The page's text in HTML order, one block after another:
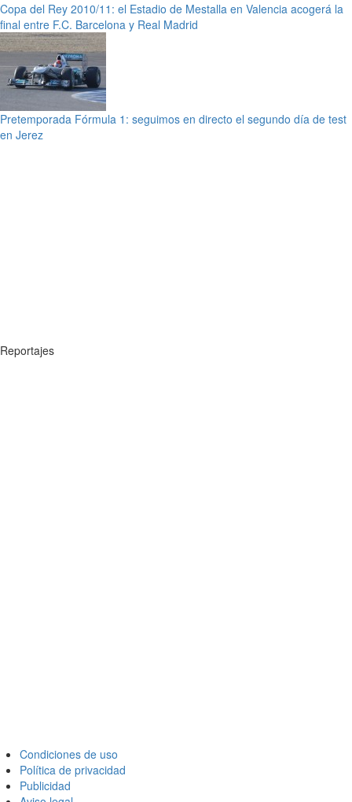
Copa del Rey 2010/11: el Estadio de Mestalla en Valencia acogerá la
final entre F.C. Barcelona y Real Madrid
Pretemporada Fórmula 1: seguimos en directo el segundo día de test
en Jerez
Reportajes
Condiciones de uso
Política de privacidad
Publicidad